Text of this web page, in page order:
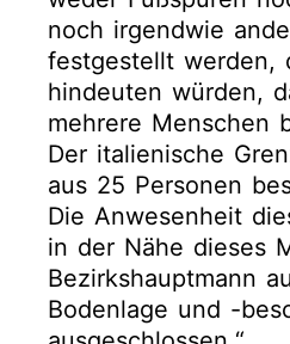
noch irgendwie
festgestellt werden,
hindeuten würden,
mehrere Menschen
Der italienische
aus 25 Personen
Die Anwesenheit
in der Nähe dieses
Bezirkshauptmann
Bodenlage und -